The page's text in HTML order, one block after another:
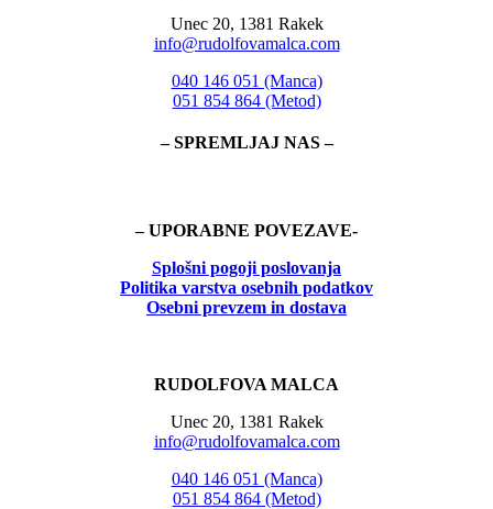
Unec 20, 1381 Rakek
info@rudolfovamalca.com
040 146 051 (Manca)
051 854 864 (Metod)
– SPREMLJAJ NAS –
– UPORABNE POVEZAVE-
Splošni pogoji poslovanja
Politika varstva osebnih podatkov
Osebni prevzem in dostava
RUDOLFOVA MALCA
Unec 20, 1381 Rakek
info@rudolfovamalca.com
040 146 051 (Manca)
051 854 864 (Metod)